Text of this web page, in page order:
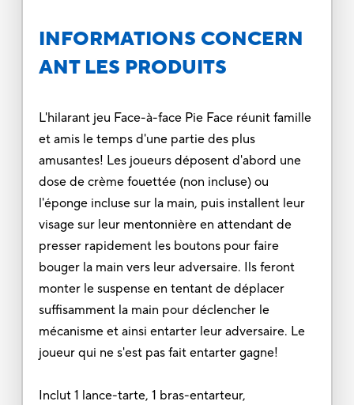
INFORMATIONS CONCERN
ANT LES PRODUITS
L'hilarant jeu Face-à-face Pie Face réunit famille
et amis le temps d'une partie des plus
amusantes! Les joueurs déposent d'abord une
dose de crème fouettée (non incluse) ou
l'éponge incluse sur la main, puis installent leur
visage sur leur mentonnière en attendant de
presser rapidement les boutons pour faire
bouger la main vers leur adversaire. Ils feront
monter le suspense en tentant de déplacer
suffisamment la main pour déclencher le
mécanisme et ainsi entarter leur adversaire. Le
joueur qui ne s'est pas fait entarter gagne!
Inclut 1 lance-tarte, 1 bras-entarteur,